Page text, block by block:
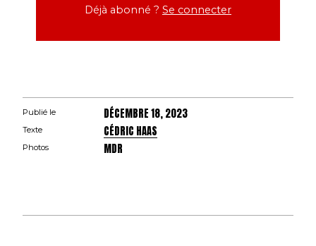
Déjà abonné ? Se connecter
Publié le DÉCEMBRE 18, 2023
Texte CÉDRIC HAAS
Photos MDR